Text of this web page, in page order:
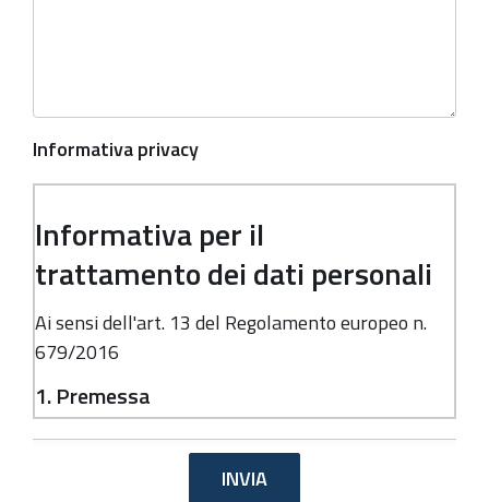
Informativa privacy
Informativa per il
trattamento dei dati personali
Ai sensi dell'art. 13 del Regolamento europeo n.
679/2016
1. Premessa
Ai sensi dell'art. 13 del Regolamento europeo n.
679/2016, la Giunta della Regione Emilia-